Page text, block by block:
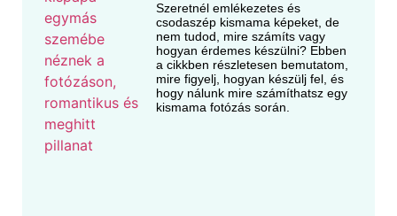
Szeretnél emlékezetes és
csodaszép kismama képeket, de
nem tudod, mire számíts vagy
hogyan érdemes készülni? Ebben
a cikkben részletesen bemutatom,
mire figyelj, hogyan készülj fel, és
hogy nálunk mire számíthatsz egy
kismama fotózás során.